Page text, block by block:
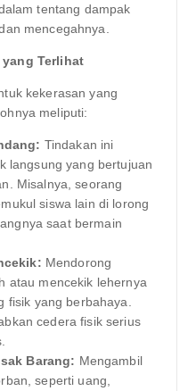
tentang dampak
mencegahnya.
Terlihat
kekerasan yang
meliputi:
Tindakan ini
langsung yang bertujuan
Misalnya, seorang
siswa lain di lorong
saat bermain
Mendorong
atau mencekik lehernya
fisik yang berbahaya.
cedera fisik serius
Barang: Mengambil
seperti uang,